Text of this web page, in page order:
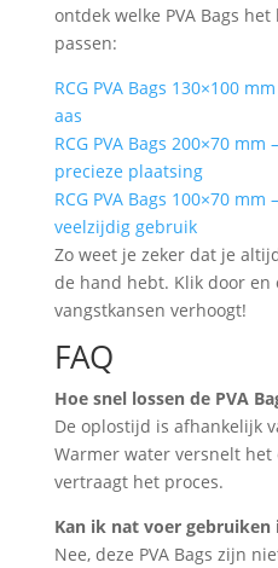
ontdek welke PVA Bags
passen:
RCG PVA Bags 130×100
aas
RCG PVA Bags 200×70
precieze plaatsing
RCG PVA Bags 100×70
veelzijdig gebruik
Zo weet je zeker dat je
de hand hebt. Klik door en
vangstkansen verhoogt!
FAQ
Hoe snel lossen de PVA
De oplostijd is afhankelijk
Warmer water versnelt
vertraagt het proces.
Kan ik nat voer gebruiken
Nee, deze PVA Bags zijn